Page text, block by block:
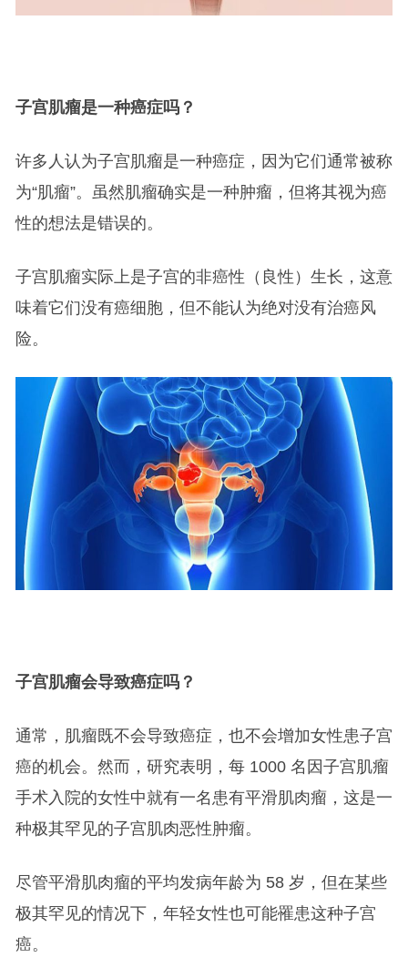
子宫肌瘤是一种癌症吗？
许多人认为子宫肌瘤是一种癌症，因为它们通常被称
为“肌瘤”。虽然肌瘤确实是一种肿瘤，但将其视为癌
性的想法是错误的。
子宫肌瘤实际上是子宫的非癌性（良性）生长，这意
味着它们没有癌细胞，但不能认为绝对没有治癌风
险。
子宫肌瘤会导致癌症吗？
通常，肌瘤既不会导致癌症，也不会增加女性患子宫
癌的机会。然而，研究表明，每 1000 名因子宫肌瘤
手术入院的女性中就有一名患有平滑肌肉瘤，这是一
种极其罕见的子宫肌肉恶性肿瘤。
尽管平滑肌肉瘤的平均发病年龄为 58 岁，但在某些
极其罕见的情况下，年轻女性也可能罹患这种子宫
癌。